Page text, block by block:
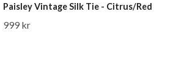
Paisley Vintage Silk Tie - Citrus/Red
999 kr